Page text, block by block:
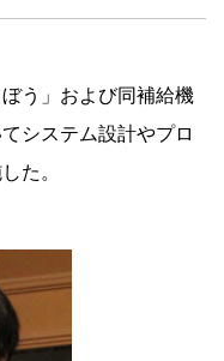
う」および同補給機
システム設計やプロ
た。